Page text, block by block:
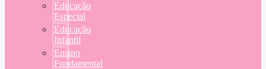
Educação
Especial
Educação
Infantil
Ensino
Fundamental